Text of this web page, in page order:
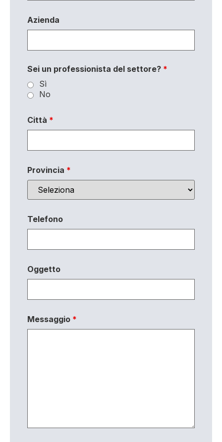
Azienda
Sei un professionista del settore? *
Sì
No
Città *
Provincia *
Telefono
Oggetto
Messaggio *